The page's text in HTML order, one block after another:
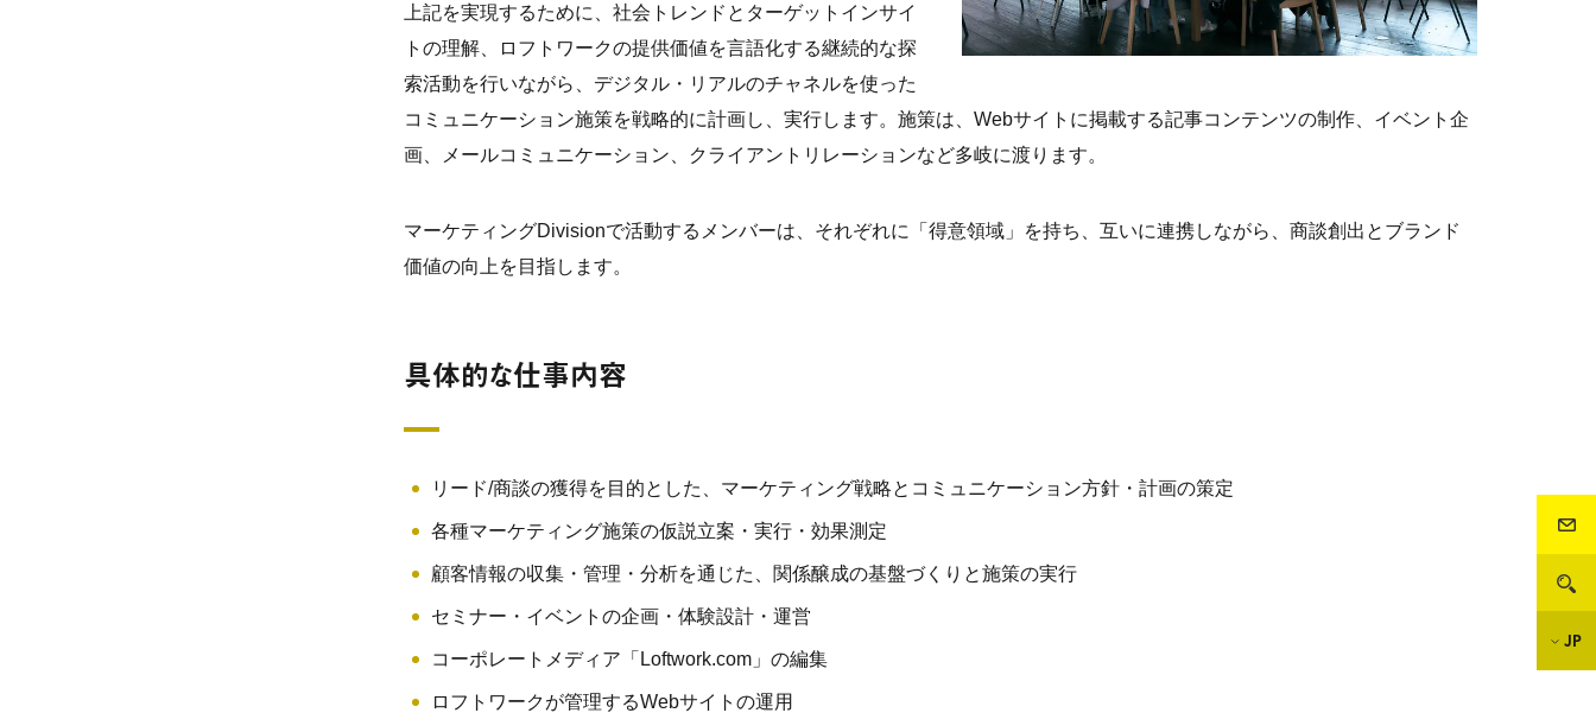
JP
上記を実現するために、社会トレンドとターゲットインサイ
トの理解、ロフトワークの提供価値を言語化する継続的な探
索活動を行いながら、デジタル・リアルのチャネルを使った
コミュニケーション施策を戦略的に計画し、実行します。施策は、Webサイトに掲載する記事コンテンツの制作、イベント企
画、メールコミュニケーション、クライアントリレーションなど多岐に渡ります。
マーケティングDivisionで活動するメンバーは、それぞれに「得意領域」を持ち、互いに連携しながら、商談創出とブランド
価値の向上を目指します。
具体的な仕事内容
リード/商談の獲得を目的とした、マーケティング戦略とコミュニケーション方針・計画の策定
各種マーケティング施策の仮説立案・実行・効果測定
顧客情報の収集・管理・分析を通じた、関係醸成の基盤づくりと施策の実行
セミナー・イベントの企画・体験設計・運営
コーポレートメディア「Loftwork.com」の編集
ロフトワークが管理するWebサイトの運用